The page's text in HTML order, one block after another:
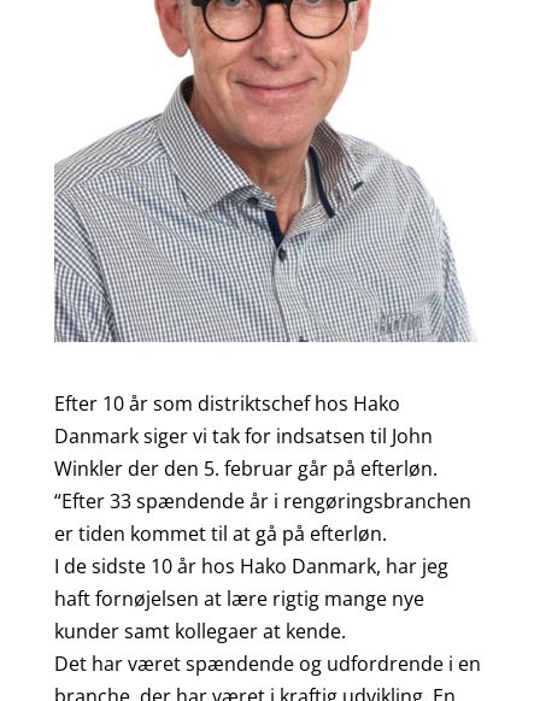
Efter 10 år som distriktschef hos Hako
Danmark siger vi tak for indsatsen til John
Winkler der den 5. februar går på efterløn.
“Efter 33 spændende år i rengøringsbranchen
er tiden kommet til at gå på efterløn.
I de sidste 10 år hos Hako Danmark, har jeg
haft fornøjelsen at lære rigtig mange nye
kunder samt kollegaer at kende.
Det har været spændende og udfordrende i en